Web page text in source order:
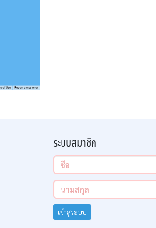
ระบบสมาชิก
เข้าสู่ระบบ